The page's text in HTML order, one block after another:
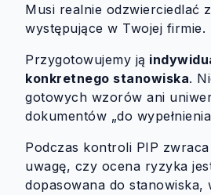
Musi realnie odzwierciedlać
występujące w Twojej firmie.
Przygotowujemy ją
konkretnego stanowiska.
gotowych wzorów ani
dokumentów „do
Podczas kontroli PIP
uwagę, czy ocena ryzyka
dopasowana do